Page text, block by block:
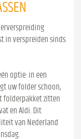
in verspreiden sinds
optie: in een
uw folder schoon,
folderpakket zitten
en Aldi. Dit
van Nederland